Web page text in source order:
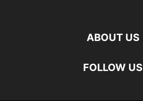
ABOUT US
FOLLOW US